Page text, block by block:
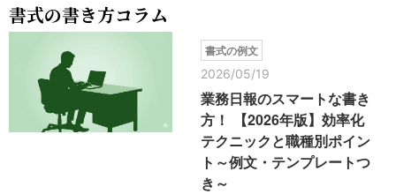
書式の書き方コラム
書式の例文
2026/05/19
業務日報のスマートな書き
方！ 【2026年版】効率化
テクニックと職種別ポイン
ト～例文・テンプレートつ
き～